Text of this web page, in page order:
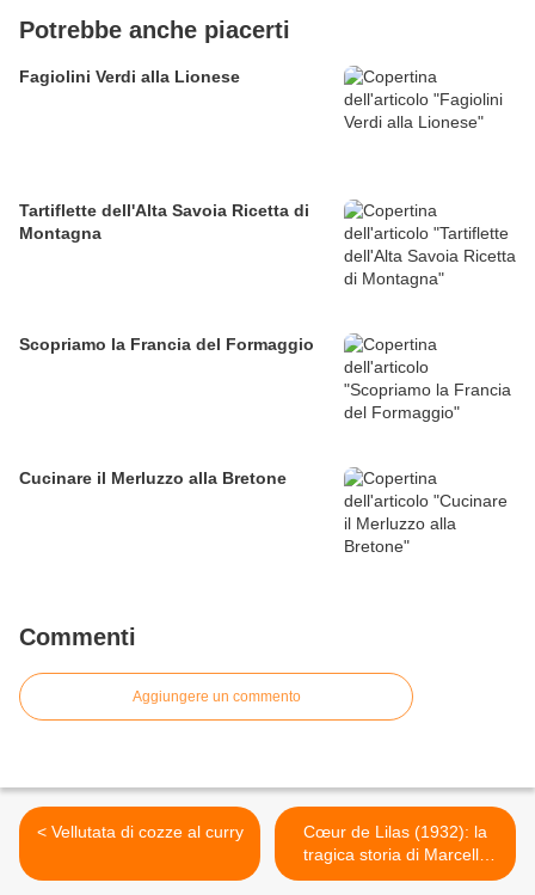
Potrebbe anche piacerti
Fagiolini Verdi alla Lionese
Tartiflette dell'Alta Savoia Ricetta di
Montagna
Scopriamo la Francia del Formaggio
Cucinare il Merluzzo alla Bretone
Commenti
Aggiungere un commento
< Vellutata di cozze al curry
Cœur de Lilas (1932): la
tragica storia di Marcelle
Romée e il mito della Parigi